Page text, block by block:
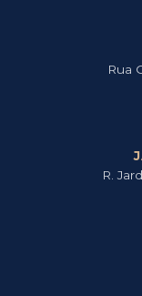
Rua
R.